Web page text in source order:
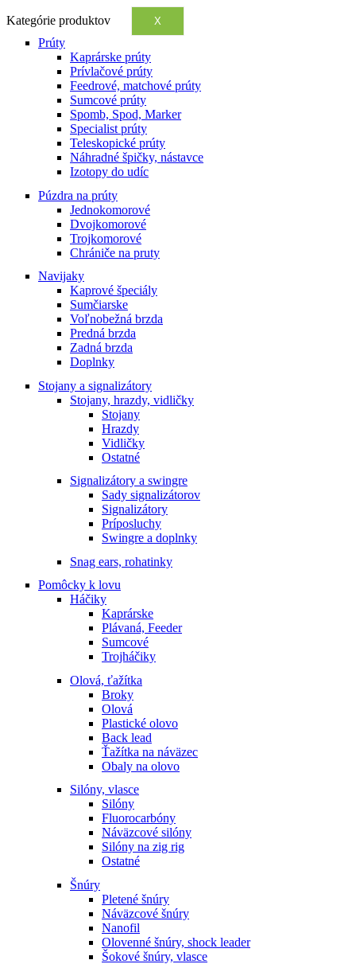
Kategórie produktov X
Prúty
Kaprárske prúty
Prívlačové prúty
Feedrové, matchové prúty
Sumcové prúty
Spomb, Spod, Marker
Specialist prúty
Teleskopické prúty
Náhradné špičky, nástavce
Izotopy do udíc
Púzdra na prúty
Jednokomorové
Dvojkomorové
Trojkomorové
Chrániče na pruty
Navijaky
Kaprové špeciály
Sumčiarske
Voľnobežná brzda
Predná brzda
Zadná brzda
Doplnky
Stojany a signalizátory
Stojany, hrazdy, vidličky
Stojany
Hrazdy
Vidličky
Ostatné
Signalizátory a swingre
Sady signalizátorov
Signalizátory
Príposluchy
Swingre a doplnky
Snag ears, rohatinky
Pomôcky k lovu
Háčiky
Kaprárske
Plávaná, Feeder
Sumcové
Trojháčiky
Olová, ťažítka
Broky
Olová
Plastické olovo
Back lead
Ťažítka na náväzec
Obaly na olovo
Silóny, vlasce
Silóny
Fluorocarbóny
Náväzcové silóny
Silóny na zig rig
Ostatné
Šnúry
Pletené šnúry
Náväzcové šnúry
Nanofil
Olovenné šnúry, shock leader
Šokové šnúry, vlasce